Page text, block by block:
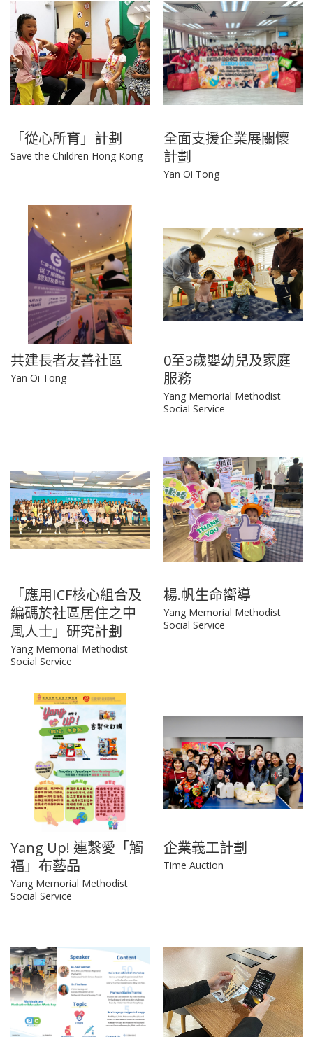
「從心所育」計劃
Save the Children Hong Kong
全面支援企業展關懷
計劃
Yan Oi Tong
共建長者友善社區
Yan Oi Tong
0至3歲嬰幼兒及家庭
服務
Yang Memorial Methodist
Social Service
「應用ICF核心組合及
編碼於社區居住之中
風人士」研究計劃
Yang Memorial Methodist
Social Service
楊.帆生命嚮導
Yang Memorial Methodist
Social Service
Yang Up! 連繫愛「觸
福」布藝品
Yang Memorial Methodist
Social Service
企業義工計劃
Time Auction